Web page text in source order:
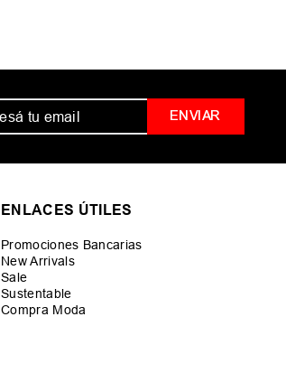
ENVIAR
ENLACES ÚTILES
Promociones Bancarias
New Arrivals
Sale
Sustentable
Compra Moda